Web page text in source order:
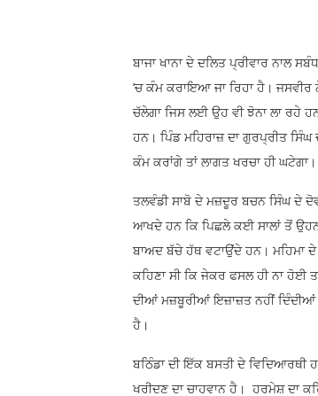
ਬਾਜਾ ਖਾਨਾ ਦੇ ਦਲਿਤ ਪ੍ਰੀਵਾਰ ਨਾਲ
’ਚ ਕੰਮ ਕਰਾਇਆ ਜਾ ਰਿਹਾ ਹੈ।
ਚੱਲੇਗਾ ਜਿਸ ਲਈ ਉਹ ਵੀ ਝੋਨਾ ਲਾ ਰਹੇ
ਹਨ। ਪਿੰਡ ਮਹਿਰਾਜ਼ ਦਾ ਗੁਰਪ੍ਰੀਤ
ਕੰਮ ਕਰਾਂਗੇ ਤਾਂ ਲਾਗਤ ਖਰਚਾ ਹੀ
ਤਲਵੰਡੀ ਸਾਬੋ ਦੇ ਮਜ਼ਦੂਰ ਬਚਨ ਸਿੰਘ ਦੇ
ਆਖਦੇ ਹਨ ਕਿ ਪਿਛਲੇ ਕਈ ਸਾਲਾਂ ਤੋਂ
ਬਾਅਦ ਬੱਚੇ ਹੱਥ ਵਟਾਉਂਦੇ ਹਨ।
ਕਹਿਣਾ ਸੀ ਕਿ ਜੇਕਰ ਫਸਲ ਹੀ ਨਾ
ਦੀਆਂ ਮਜ਼ਬੂਰੀਆਂ ਇਜ਼ਾਜ਼ਤ ਨਹੀਂ ਦਿੰਦੀਆਂ
ਹੈ।
ਬਠਿੰਡਾ ਦੀ ਇੱਕ ਬਸਤੀ ਦੇ ਵਿਦਿਆਰਥੀ
ਖਰੀਦਣ ਦਾ ਚਾਹਵਾਨ ਹੈ। ਹਰਮੇਸ਼ ਦਾ